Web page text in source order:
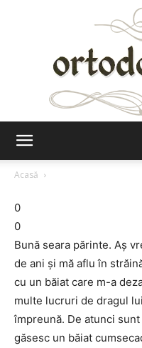
Acasă
0
0
Bună seara părinte. Aș
de ani și mă aflu în
cu un băiat care m-a
multe lucruri de dragul
împreună. De atunci
găsesc un băiat